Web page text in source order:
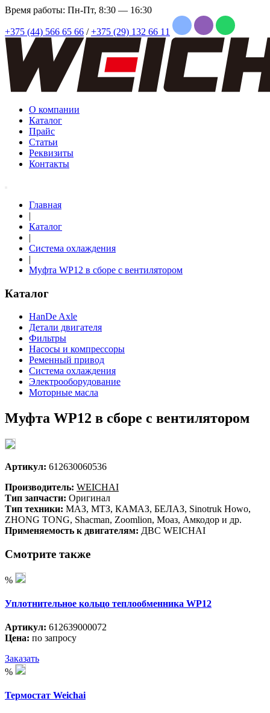
Время работы: Пн-Пт, 8:30 — 16:30
+375 (44) 566 65 66 / +375 (29) 132 66 11
О компании
Каталог
Прайс
Статьи
Реквизиты
Контакты
Главная
|
Каталог
|
Система охлаждения
|
Муфта WP12 в сборе с вентилятором
Каталог
HanDe Axle
Детали двигателя
Фильтры
Насосы и компрессоры
Ременный привод
Система охлаждения
Электрооборудование
Моторные масла
Муфта WP12 в сборе с вентилятором
Артикул: 612630060536
Производитель: WEICHAI
Тип запчасти: Оригинал
Тип техники: МАЗ, МТЗ, КАМАЗ, БЕЛАЗ, Sinotruk Howo,
ZHONG TONG, Shacman, Zoomlion, Моаз, Амкодор и др.
Применяемость к двигателям: ДВС WEICHAI
Смотрите также
%
Уплотнительное кольцо теплообменника WP12
Артикул: 612639000072
Цена: по запросу
Заказать
%
Термостат Weichai